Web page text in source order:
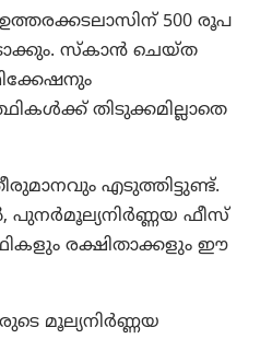
500 രൂപ
സ്കാൻ ചെയ്ത
തിടുക്കമില്ലാതെ
എടുത്തിട്ടുണ്ട്.
പുനർമൂല്യനിർണ്ണയ ഫീസ്
രക്ഷിതാക്കളും ഈ
മൂല്യനിർണ്ണയ